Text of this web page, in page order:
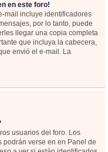
en este foro!
mail incluye identificadores
por lo tanto, puede
llegar una copia completa
que incluya la cabecera,
envió el e-mail. La
usuarios del foro. Los
podrán verse en en Panel de